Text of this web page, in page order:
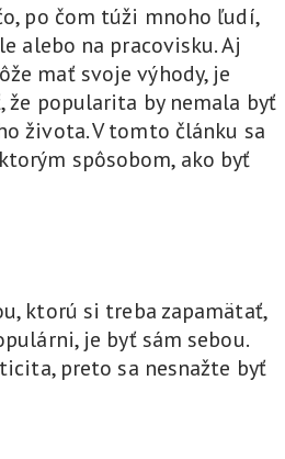
po čom túži mnoho ľudí,
alebo na pracovisku. Aj
mať svoje výhody, je
popularita by nemala byť
života. V tomto článku sa
spôsobom, ako byť
ktorú si treba zapamätať,
je byť sám sebou.
preto sa nesnažte byť